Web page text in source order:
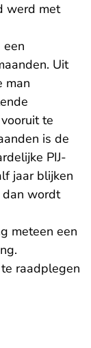
werd met
Uit
man
te
is de
PIJ-
jaar blijken
dan wordt
meteen een
raadplegen